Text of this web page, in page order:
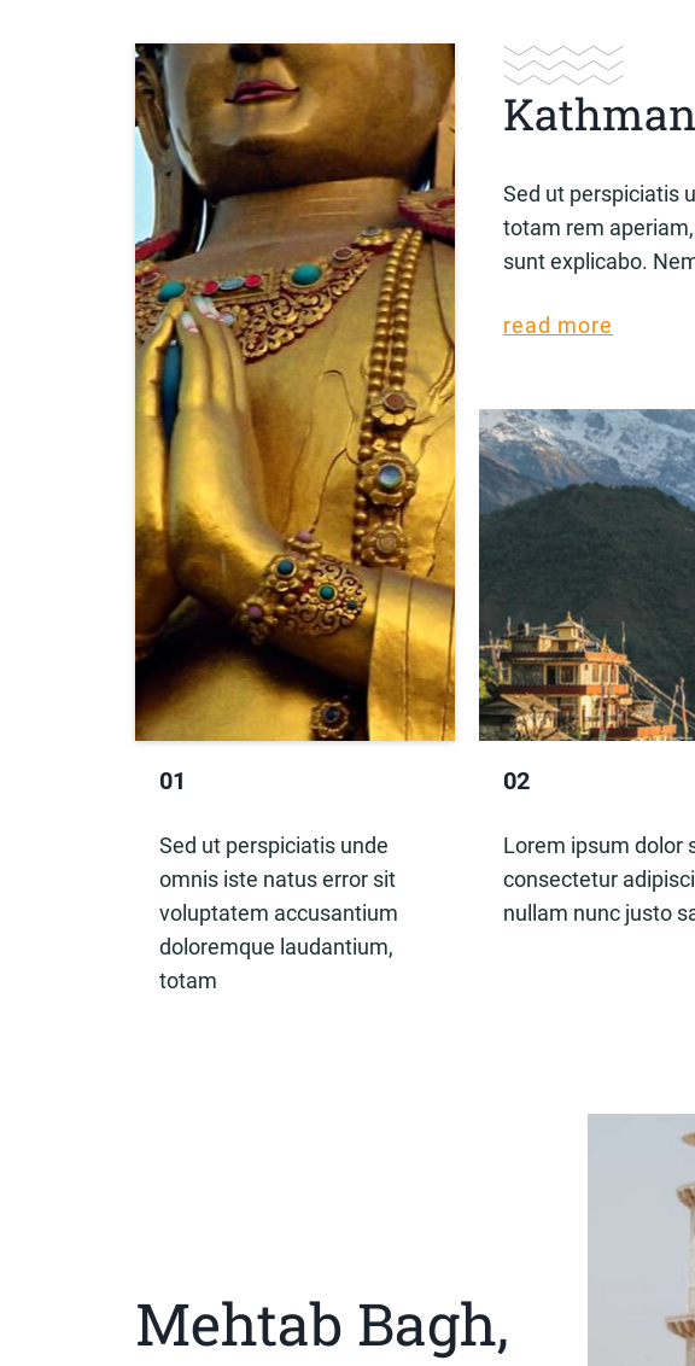
01
Sed ut perspiciatis unde
omnis iste natus error sit
voluptatem accusantium
doloremque laudantium,
totam
Sed ut perspiciatis
totam rem
sunt explicabo.
read more
02
Lorem ipsum dolor
consectetur
nullam nunc justo
Mehtab Bagh,